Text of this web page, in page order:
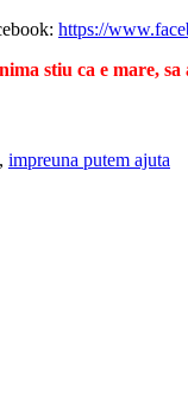
https://
stiu ca e mare,
, impreuna putem ajuta